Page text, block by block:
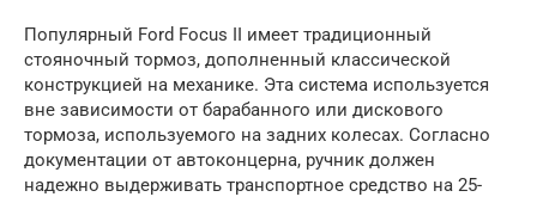
Популярный Ford Focus II имеет традиционный
стояночный тормоз, дополненный классической
конструкцией на механике. Эта система используется
вне зависимости от барабанного или дискового
тормоза, используемого на задних колесах. Согласно
документации от автоконцерна, ручник должен
надежно выдерживать транспортное средство на 25-